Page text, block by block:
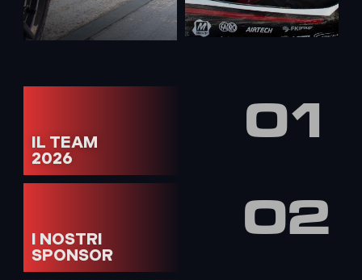
01
IL TEAM
2026
02
I NOSTRI
SPONSOR